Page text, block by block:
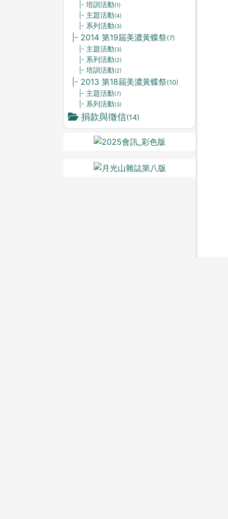
|- 培訓活動(1)
|- 主題活動(4)
|- 系列活動(3)
|- 2014 第19屆美濃黃蝶祭(7)
|- 主題活動(3)
|- 系列活動(2)
|- 培訓活動(2)
|- 2013 第18屆美濃黃蝶祭(10)
|- 主題活動(7)
|- 系列活動(3)
捐款與徵信(14)